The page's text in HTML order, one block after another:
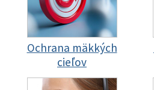
Ochrana mäkkých
cieľov